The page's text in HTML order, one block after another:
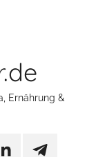
Ernährung &
Telegram